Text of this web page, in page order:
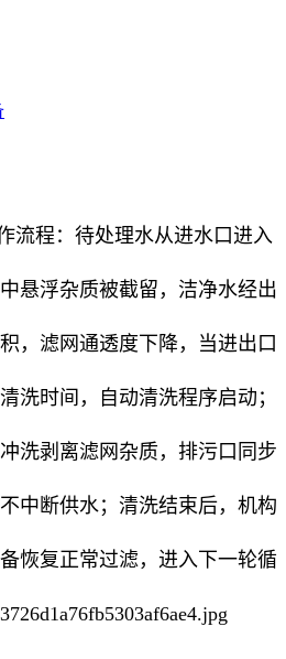
流程：待处理水从进水口进入
悬浮杂质被截留，洁净水经出
，滤网通透度下降，当进出口
洗时间，自动清洗程序启动；
洗剥离滤网杂质，排污口同步
中断供水；清洗结束后，机构
恢复正常过滤，进入下一轮循